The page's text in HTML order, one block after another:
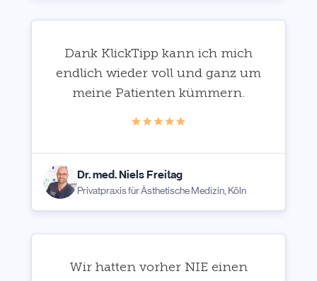
Dank KlickTipp kann ich mich
endlich wieder voll und ganz um
meine Patienten kümmern.
Dr. med. Niels Freitag
Privatpraxis für Ästhetische Medizin, Köln
Wir hatten vorher NIE einen